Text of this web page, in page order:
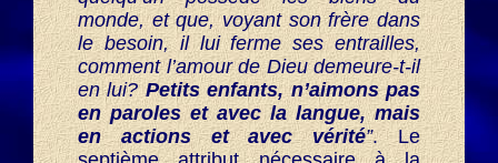
monde, et que, voyant son frère dans
le besoin, il lui ferme ses entrailles,
comment l’amour de Dieu demeure-t-il
en lui?Petits enfants, n’aimons pas
en paroles et avec la langue, mais
en actions et avec vérité”. Le